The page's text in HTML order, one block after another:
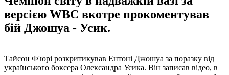
версією WBC вкотре прокоментував
бій Джошуа - Усик.
Тайсон Ф'юрі розкритикував Ентоні Джошуа за поразку від
українського боксера Олександра Усика. Він записав відео, в